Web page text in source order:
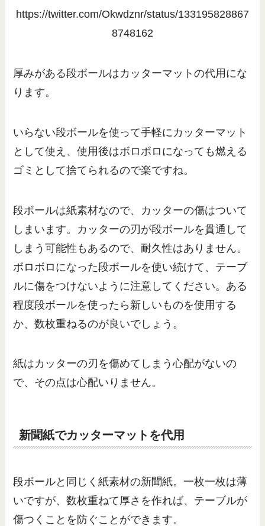
https://twitter.com/Okwdznr/status/133195828867
8748162
厚みがある段ボールはカッターマットの代用にな
ります。
いらない段ボールを使って手軽にカッターマット
として使え、使用後はボロボロになっても燃える
ゴミとして捨てられるので楽ですね。
段ボールは紙素材なので、カッターの傷はついて
しまいます。カッターの刃が段ボールを貫通して
しまう可能性もあるので、耐久性はありません。
ボロボロになった段ボールを使い続けて、テーブ
ルに傷をつけないように注意してください。ある
程度段ボールを使ったら新しいものを使用する
か、数枚重ねるのが良いでしょう。
紙はカッターの刃を傷めてしまう心配がないの
で、その点は心配いりません。
新聞紙でカッターマットを代用
段ボールと同じく紙素材の新聞紙。一枚一枚は薄
いですが、数枚重ねて厚さを作れば、テーブルが
傷つくことを防ぐことができます。